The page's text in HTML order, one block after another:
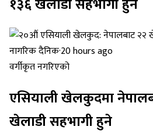
नागरिक दैनिक·20 hours ago
वर्गीकृत नगरिएको
एसियाली खेलकुदमा
खेलाडी सहभागी हुने